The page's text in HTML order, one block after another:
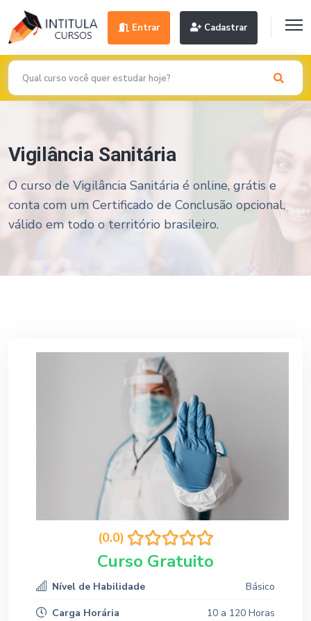
Entrar Cadastrar
Vigilância Sanitária
O curso de Vigilância Sanitária é online, grátis e
conta com um Certificado de Conclusão opcional,
válido em todo o território brasileiro.
(0.0)
Curso Gratuito
Nível de Habilidade
Básico
Carga Horária
10 a 120 Horas